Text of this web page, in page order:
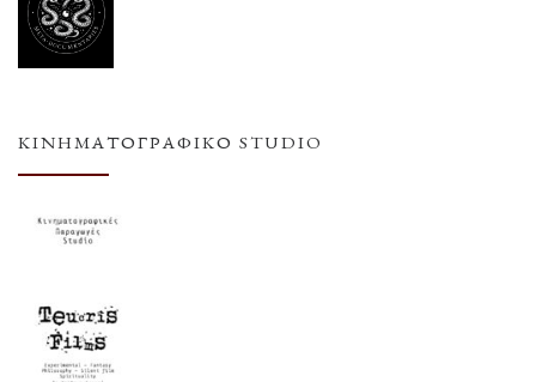
ΚΙΝΗΜΑΤΟΓΡΑΦΙΚΌ STUDIO